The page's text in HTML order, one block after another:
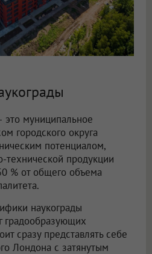
это муниципальное
городского округа
потенциалом,
технической продукции
% от общего объема
наукограды
градообразующих
сразу представлять себе
Лондона с затянутым